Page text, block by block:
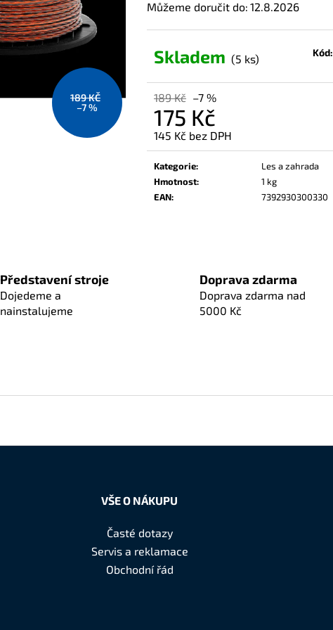
Můžeme doručit do: 12.8.2026
Skladem (5 ks) Kód:
189 Kč –7 %
175 Kč
145 Kč bez DPH
Měrná
cena:
Kategorie:
Les a zahrada
Hmotnost:
1 kg
EAN: 7392930300330
189 KČ
–7 %
Představení stroje
Dojedeme a
nainstalujeme
Doprava zdarma
Doprava zdarma nad
5000 Kč
VŠE O NÁKUPU
Časté dotazy
Servis a reklamace
Obchodní řád